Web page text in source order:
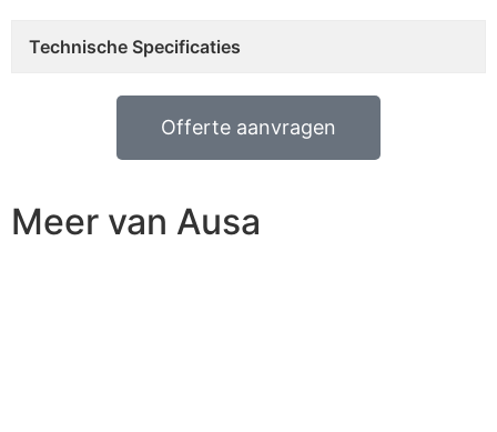
Technische Specificaties
Offerte aanvragen
Meer van Ausa